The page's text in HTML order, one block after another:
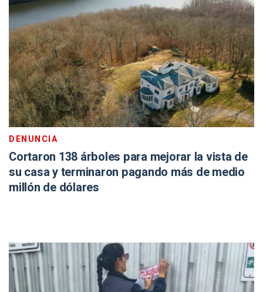
DENUNCIA
Cortaron 138 árboles para mejorar la vista de
su casa y terminaron pagando más de medio
millón de dólares